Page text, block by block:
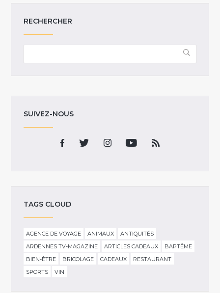
RECHERCHER
SUIVEZ-NOUS
TAGS CLOUD
AGENCE DE VOYAGE ANIMAUX
ANTIQUITÉS
ARDENNES TV-MAGAZINE
ARTICLES CADEAUX
BAPTÊME
BIEN-ÊTRE
BRICOLAGE CADEAUX
RESTAURANT
SPORTS
VIN